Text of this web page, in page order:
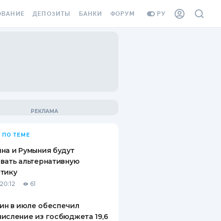
РУ
ВИНЬЕТКА
СОТРУДНИКОВ
ОТ
СЛУЧАЕВ
ДЕПОЗИТЫ
ВОПРОСЫ И ОТВЕТЫ
СБЕРЕЖЕНИЯМ
БАНКИ ФОРУМ
ПО ТЕМЕ
и Румыния будут
альтернативную
61
в июле обеспечил
из госбюджета 19,6